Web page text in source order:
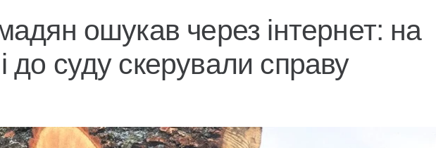
ошукав через інтернет: на
до суду скерували справу